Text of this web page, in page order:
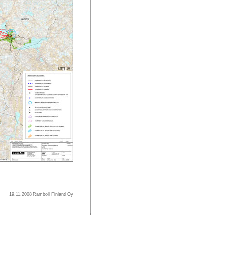
19.11.2008 Ramboll Finland Oy